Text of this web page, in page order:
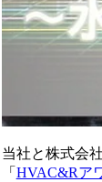
当社と株式会
「 HVAC&Rア